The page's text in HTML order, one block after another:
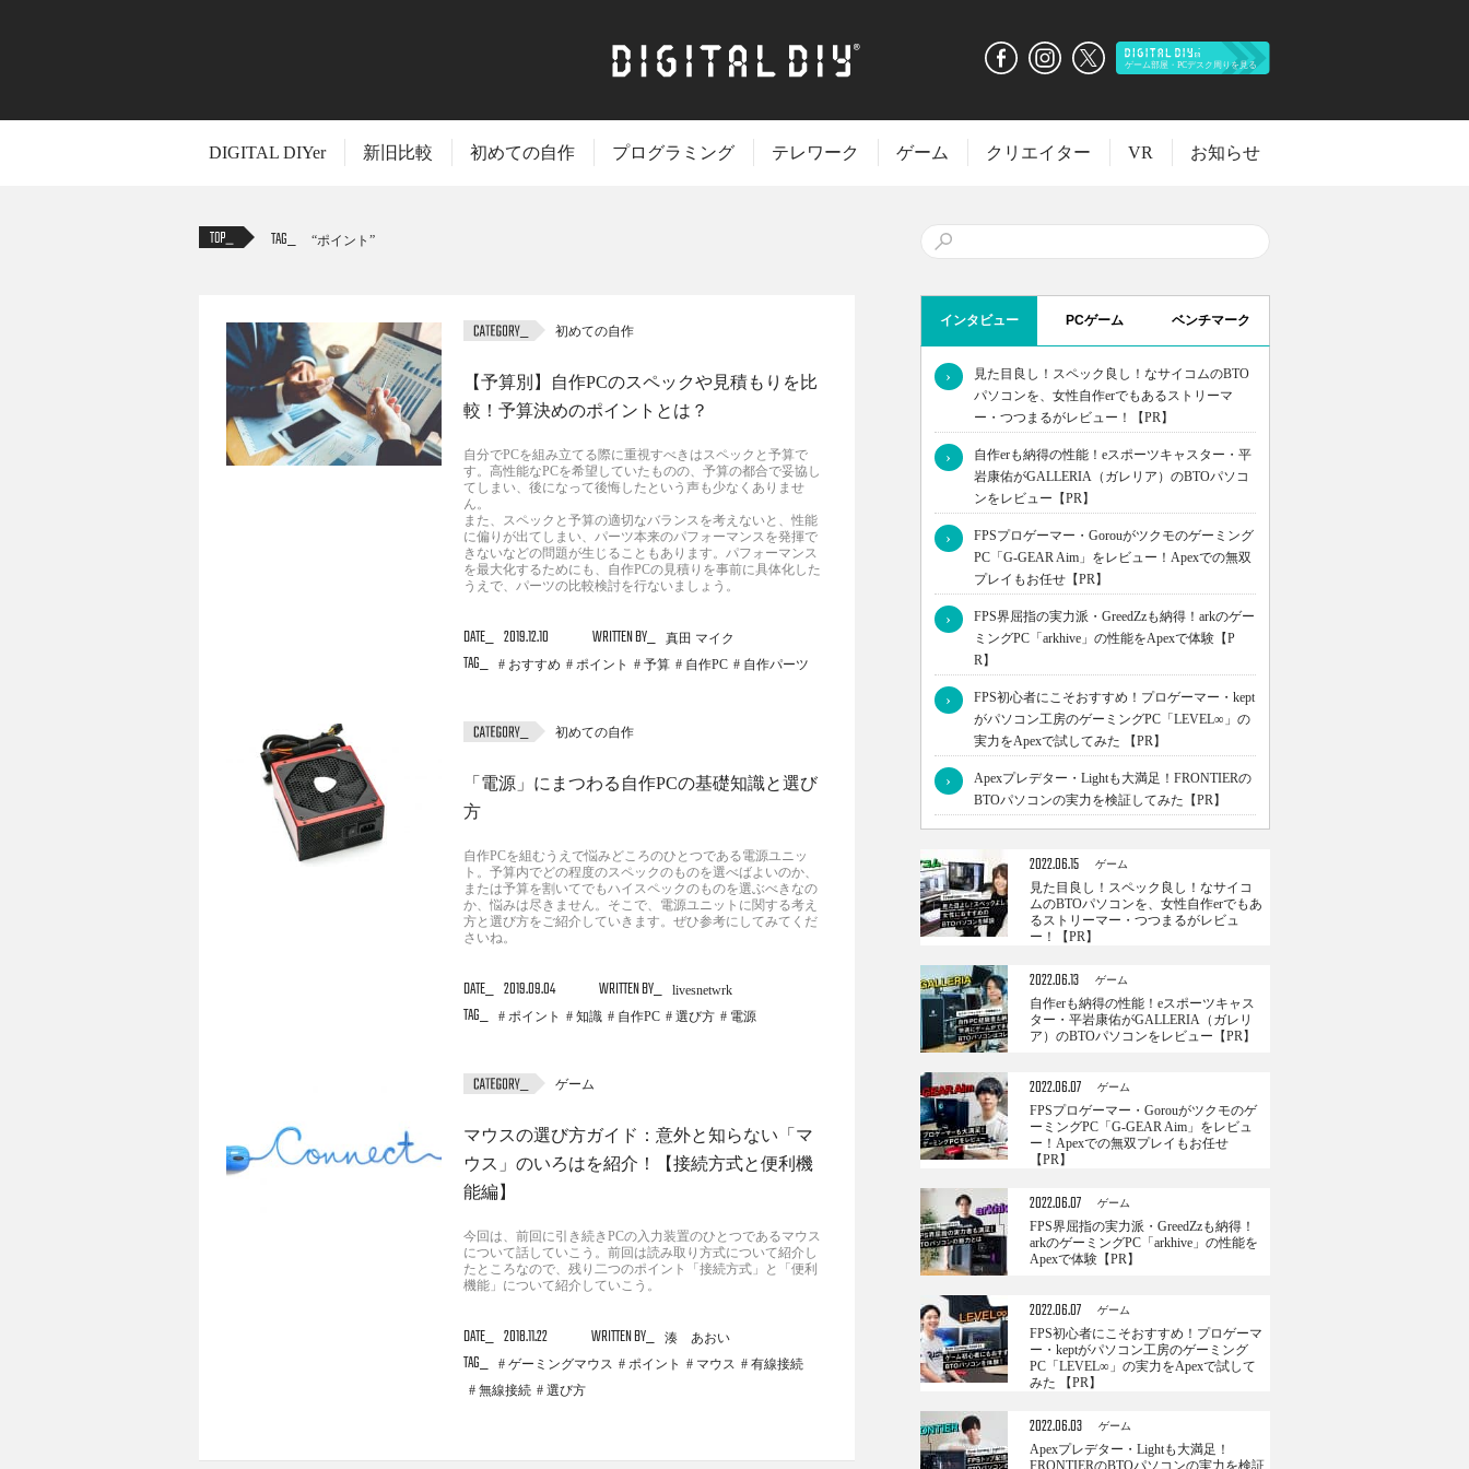
DIGITAL DIYer 新旧比較 初めての自作 プログラミング テレワーク ゲーム クリエイター VR お知らせ
TAG ポイント
初めての自作
【予算別】自作PCのスペックや見積もりを比
較！予算決めのポイントとは？
自分でPCを組み立てる際に重視すべきはスペックと予算で
す。高性能なPCを希望していたものの、予算の都合で妥協し
てしまい、後になって後悔したという声も少なくありませ
ん。
また、スペックと予算の適切なバランスを考えないと、性能
に偏りが出てしまい、パーツ本来のパフォーマンスを発揮で
きないなどの問題が生じることもあります。パフォーマンス
を最大化するためにも、自作PCの見積りを事前に具体化した
うえで、パーツの比較検討を行ないましょう。
DATE 2019.12.10 WRITTEN BY 真田 マイク
TAG おすすめ ポイント 予算 自作PC 自作パーツ
初めての自作
「電源」にまつわる自作PCの基礎知識と選び
方
自作PCを組むうえで悩みどころのひとつである電源ユニッ
ト。予算内でどの程度のスペックのものを選べばよいのか、
または予算を割いてでもハイスペックのものを選ぶべきなの
か、悩みは尽きません。そこで、電源ユニットに関する考え
方と選び方をご紹介していきます。ぜひ参考にしてみてくだ
さいね。
DATE 2019.09.04 WRITTEN BY livesnetwrk
TAG ポイント 知識 自作PC 選び方 電源
ゲーム
マウスの選び方ガイド：意外と知らない「マ
ウス」のいろはを紹介！【接続方式と便利機
能編】
今回は、前回に引き続きPCの入力装置のひとつであるマウス
について話していこう。前回は読み取り方式について紹介し
たところなので、残り二つのポイント「接続方式」と「便利
機能」について紹介していこう。
DATE 2018.11.22 WRITTEN BY 湊 あおい
TAG ゲーミングマウス ポイント マウス
有線接続
無線接続
選び方
インタビュー PCゲーム ベンチマーク
›
見た目良し！スペック良し！なサイコムのBTO
パソコンを、女性自作erでもあるストリーマ
ー・つつまるがレビュー！【PR】
›
自作erも納得の性能！eスポーツキャスター・平
岩康佑がGALLERIA（ガレリア）のBTOパソコ
ンをレビュー【PR】
›
FPSプロゲーマー・Gorouがツクモのゲーミング
PC「G-GEAR Aim」をレビュー！Apexでの無双
プレイもお任せ【PR】
›
FPS界屈指の実力派・GreedZzも納得！arkのゲー
ミングPC「arkhive」の性能をApexで体験【P
R】
›
FPS初心者にこそおすすめ！プロゲーマー・kept
がパソコン工房のゲーミングPC「LEVEL∞」の
実力をApexで試してみた 【PR】
›
Apexプレデター・Lightも大満足！FRONTIERの
BTOパソコンの実力を検証してみた【PR】
2022.06.15 ゲーム
見た目良し！スペック良し！なサイコ
ムのBTOパソコンを、女性自作erでもあ
るストリーマー・つつまるがレビュ
ー！【PR】
2022.06.13 ゲーム
自作erも納得の性能！eスポーツキャス
ター・平岩康佑がGALLERIA（ガレリ
ア）のBTOパソコンをレビュー【PR】
2022.06.07 ゲーム
FPSプロゲーマー・Gorouがツクモのゲ
ーミングPC「G-GEAR Aim」をレビュ
ー！Apexでの無双プレイもお任せ
【PR】
2022.06.07 ゲーム
FPS界屈指の実力派・GreedZzも納得！
arkのゲーミングPC「arkhive」の性能を
Apexで体験【PR】
2022.06.07 ゲーム
FPS初心者にこそおすすめ！プロゲーマ
ー・keptがパソコン工房のゲーミング
PC「LEVEL∞」の実力をApexで試して
みた 【PR】
2022.06.03 ゲーム
Apexプレデター・Lightも大満足！
FRONTIERのBTOパソコンの実力を検証